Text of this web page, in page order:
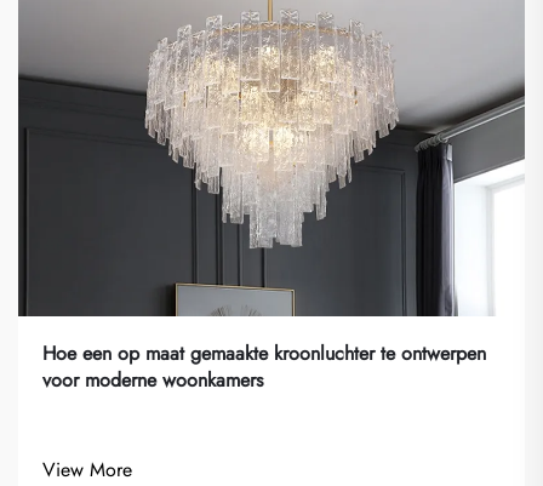
Hoe een op maat gemaakte kroonluchter te ontwerpen
voor moderne woonkamers
View More